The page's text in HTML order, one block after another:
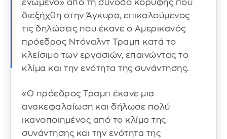
ενωμένο» από τη σύνοδο κορυφής που
διεξήχθη στην Άγκυρα, επικαλούμενος
τις δηλώσεις που έκανε ο Αμερικανός
πρόεδρος Ντόναλντ Τραμπ κατά το
κλείσιμο των εργασιών, επαινώντας το
κλίμα και την ενότητα της συνάντησης.
«Ο πρόεδρος Τραμπ έκανε μια
ανακεφαλαίωση και δήλωσε πολύ
ικανοποιημένος από το κλίμα της
συνάντησης και την ενότητα της